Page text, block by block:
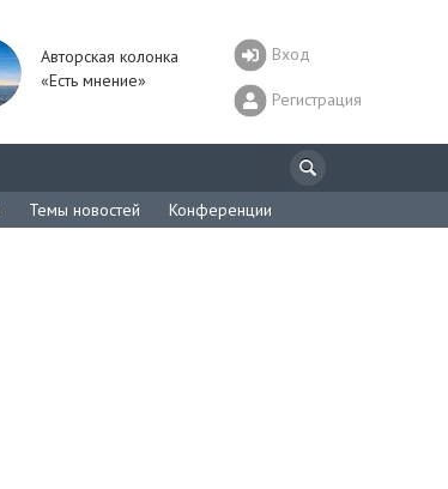
Авторская колонка
«Есть мнение»
Вход
Регистрация
Темы новостей Конференции